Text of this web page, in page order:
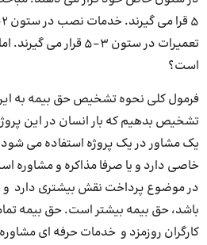
تعمیرات در ستون 3-5
است؟
فرمول کلی نحوه تشخیص حق بیمه به
تشخیص بدهیم که بار انسان در این
یک مشاور در یک پروژه استفاده می شود،
خاصی دارد و یا صرفا مذاکره و مشاوره
در موضوع پرداخت نقش بیشتری دارد و
باشد، حق بیمه بیشتر است. حق بیمه